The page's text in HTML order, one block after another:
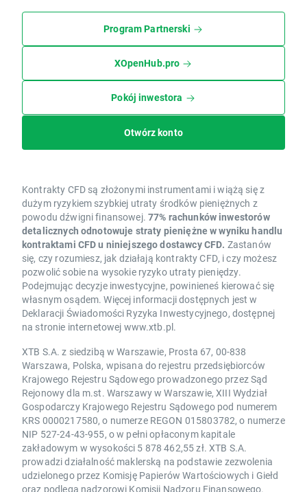
Program Partnerski
XOpenHub.pro
Pokój inwestora
Otwórz konto
Kontrakty CFD są złożonymi instrumentami i wiążą się z
dużym ryzykiem szybkiej utraty środków pieniężnych z
powodu dźwigni finansowej. 77% rachunków inwestorów
detalicznych odnotowuje straty pieniężne w wyniku handlu
kontraktami CFD u niniejszego dostawcy CFD. Zastanów
się, czy rozumiesz, jak działają kontrakty CFD, i czy możesz
pozwolić sobie na wysokie ryzyko utraty pieniędzy.
Podejmując decyzje inwestycyjne, powinieneś kierować się
własnym osądem. Więcej informacji dostępnych jest w
Deklaracji Świadomości Ryzyka Inwestycyjnego, dostępnej
na stronie internetowej www.xtb.pl.
XTB S.A. z siedzibą w Warszawie, Prosta 67, 00-838
Warszawa, Polska, wpisana do rejestru przedsiębiorców
Krajowego Rejestru Sądowego prowadzonego przez Sąd
Rejonowy dla m.st. Warszawy w Warszawie, XIII Wydział
Gospodarczy Krajowego Rejestru Sądowego pod numerem
KRS 0000217580, o numerze REGON 015803782, o numerze
NIP 527-24-43-955, o w pełni opłaconym kapitale
zakładowym w wysokości 5 878 462,55 zł. XTB S.A.
prowadzi działalność maklerską na podstawie zezwolenia
udzielonego przez Komisję Papierów Wartościowych i Giełd
oraz podlega nadzorowi Komisji Nadzoru Finansowego.